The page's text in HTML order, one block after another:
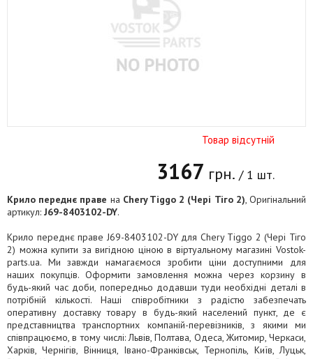
Товар відсутній
3167 грн. / 1 шт.
Крило переднє праве на Chery Tiggo 2 (Чері Тіго 2), Оригінальний
артикул: J69-8403102-DY.
Крило переднє праве J69-8403102-DY для Chery Tiggo 2 (Чері Тіго
2) можна купити за вигідною ціною в віртуальному магазині Vostok-
parts.ua. Ми завжди намагаємося зробити ціни доступними для
наших покупців. Оформити замовлення можна через корзину в
будь-який час доби, попередньо додавши туди необхідні деталі в
потрібній кількості. Наші співробітники з радістю забезпечать
оперативну доставку товару в будь-який населений пункт, де є
представництва транспортних компаній-перевізників, з якими ми
співпрацюємо, в тому числі: Львів, Полтава, Одеса, Житомир, Черкаси,
Харків, Чернігів, Вінниця, Івано-Франківськ, Тернопіль, Київ, Луцьк,